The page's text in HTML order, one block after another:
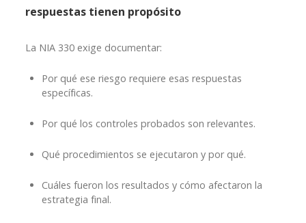
respuestas tienen propósito
La NIA 330 exige documentar:
Por qué ese riesgo requiere esas respuestas
específicas.
Por qué los controles probados son relevantes.
Qué procedimientos se ejecutaron y por qué.
Cuáles fueron los resultados y cómo afectaron la
estrategia final.